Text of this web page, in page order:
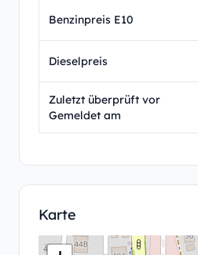
Benzinpreis E10
Dieselpreis
Zuletzt überprüft vor
Gemeldet am
Karte